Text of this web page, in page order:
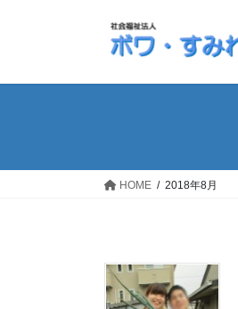
HOME 2018年8月